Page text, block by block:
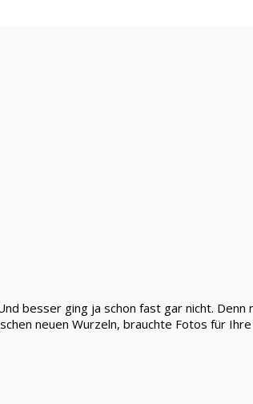
besser ging ja schon fast gar nicht.
neuen Wurzeln, brauchte Fotos für